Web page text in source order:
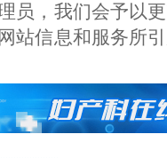
员，我们会予以
站信息和服务所